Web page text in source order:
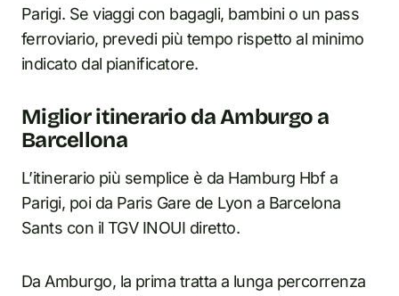
Parigi. Se viaggi con bagagli, bambini o un pass
ferroviario, prevedi più tempo rispetto al minimo
indicato dal pianificatore.
Miglior itinerario da Amburgo a
Barcellona
L’itinerario più semplice è da Hamburg Hbf a
Parigi, poi da Paris Gare de Lyon a Barcelona
Sants con il TGV INOUI diretto.
Da Amburgo, la prima tratta a lunga percorrenza